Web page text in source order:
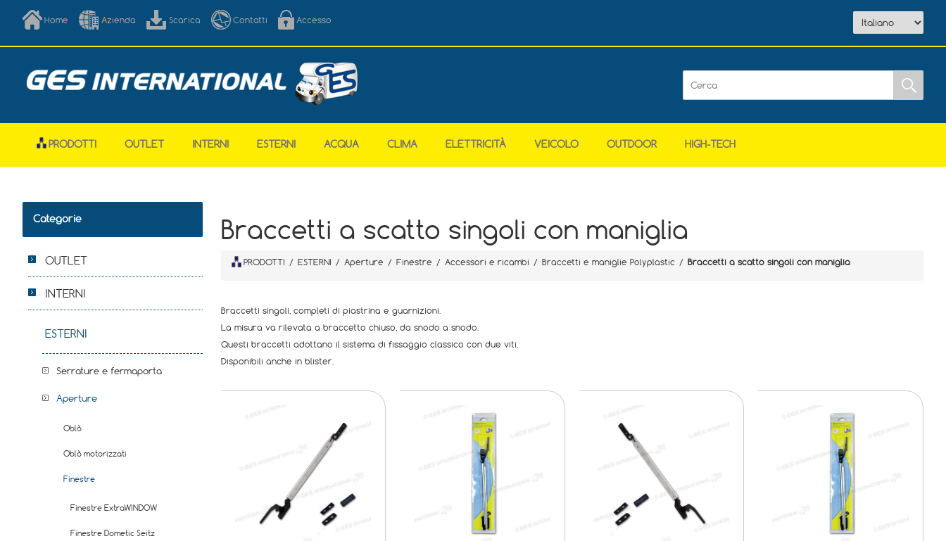
Home Azienda Scarica Contatti Accesso
PRODOTTI OUTLET INTERNI ESTERNI ACQUA CLIMA ELETTRICITÀ VEICOLO OUTDOOR HIGH-TECH
Braccetti a scatto singoli con maniglia
PRODOTTI / ESTERNI / Aperture / Finestre / Accessori e ricambi / Braccetti e maniglie Polyplastic / Braccetti a scatto singoli con maniglia
Braccetti singoli, completi di piastrina e guarnizioni.
La misura va rilevata a braccetto chiuso, da snodo a snodo.
Questi braccetti adottano il sistema di fissaggio classico con due viti.
Disponibili anche in blister.
Categorie
OUTLET
INTERNI
ESTERNI
Serrature e fermaporta
Aperture
Oblò
Oblò motorizzati
Finestre
Finestre ExtraWINDOW
Finestre Dometic Seitz